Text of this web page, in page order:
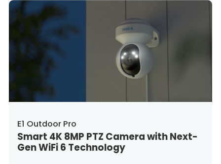
Kuwait,Saint Lucia,
Latvia,Morocco, Malaysia,
Netherlands, Panama, Peru,Philippines,
Poland, Portugal, Qatar,Romania,Saudi
Arabia,Sweden, Singapore,Slovenia,
Slovakia,
Turkey,Trinidad and
Tobago,
Vietnam,
E1 Outdoor Pro
Smart 4K 8MP PTZ Camera with Next-
Gen WiFi 6 Technology